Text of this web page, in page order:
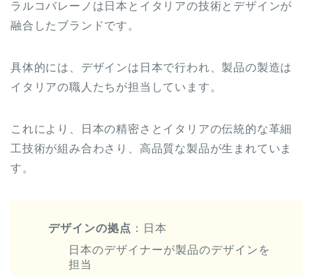
ラルコバレーノは日本とイタリアの技術とデザインが
融合したブランドです。
具体的には、デザインは日本で行われ、製品の製造は
イタリアの職人たちが担当しています。
これにより、日本の精密さとイタリアの伝統的な革細
工技術が組み合わさり、高品質な製品が生まれていま
す。
デザインの拠点 ：日本
日本のデザイナーが製品のデザインを
担当